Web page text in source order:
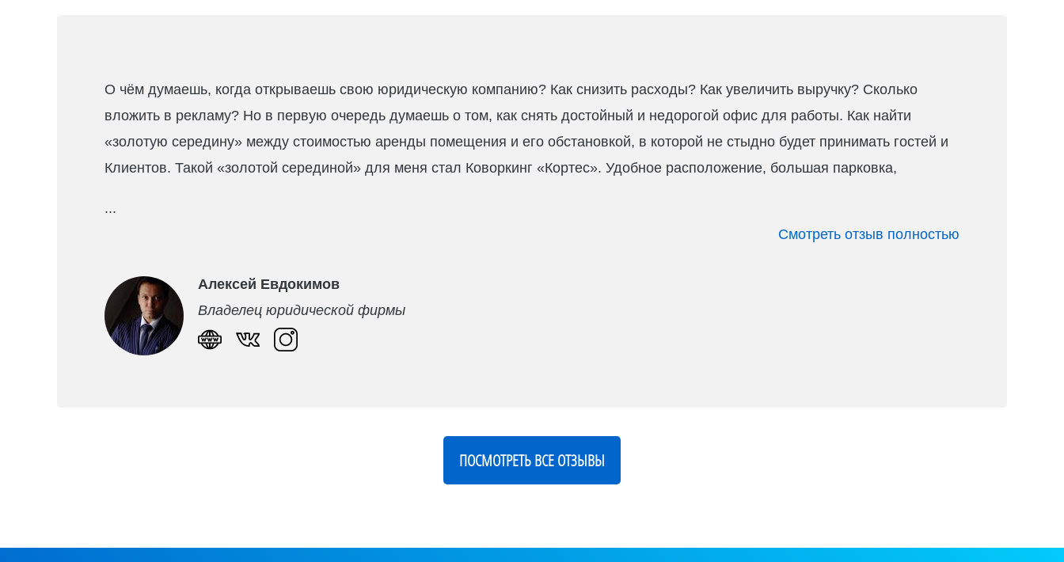
О чём думаешь, когда открываешь свою юридическую компанию? Как снизить расходы? Как увеличить выручку? Сколько
вложить в рекламу? Но в первую очередь думаешь о том, как снять достойный и недорогой офис для работы. Как найти
«золотую середину» между стоимостью аренды помещения и его обстановкой, в которой не стыдно будет принимать гостей и
Клиентов. Такой «золотой серединой» для меня стал Коворкинг «Кортес». Удобное расположение, большая парковка,
...
Смотреть отзыв полностью
Алексей Евдокимов
Владелец юридической фирмы
ПОСМОТРЕТЬ ВСЕ ОТЗЫВЫ